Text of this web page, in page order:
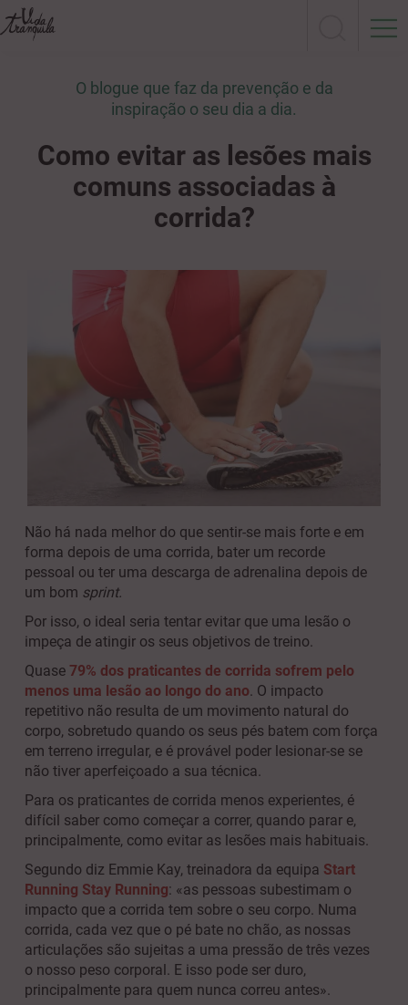
O blogue que faz da prevenção e da
inspiração o seu dia a dia.
Como evitar as lesões mais
comuns associadas à
corrida?
Não há nada melhor do que sentir-se mais forte e em
forma depois de uma corrida, bater um recorde
pessoal ou ter uma descarga de adrenalina depois de
um bom sprint.
Por isso, o ideal seria tentar evitar que uma lesão o
impeça de atingir os seus objetivos de treino.
Quase 79% dos praticantes de corrida sofrem pelo
menos uma lesão ao longo do ano . O impacto
repetitivo não resulta de um movimento natural do
corpo, sobretudo quando os seus pés batem com força
em terreno irregular, e é provável poder lesionar-se se
não tiver aperfeiçoado a sua técnica.
Para os praticantes de corrida menos experientes, é
difícil saber como começar a correr, quando parar e,
principalmente, como evitar as lesões mais habituais.
Segundo diz Emmie Kay, treinadora da equipa Start
Running Stay Running: «as pessoas subestimam o
impacto que a corrida tem sobre o seu corpo. Numa
corrida, cada vez que o pé bate no chão, as nossas
articulações são sujeitas a uma pressão de três vezes
o nosso peso corporal. E isso pode ser duro,
principalmente para quem nunca correu antes».